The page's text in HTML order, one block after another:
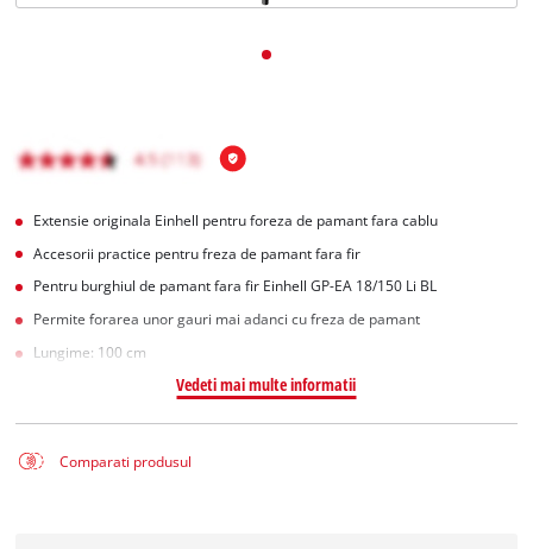
Extensie originala Einhell pentru foreza de pamant fara cablu
Accesorii practice pentru freza de pamant fara fir
Pentru burghiul de pamant fara fir Einhell GP-EA 18/150 Li BL
Permite forarea unor gauri mai adanci cu freza de pamant
Lungime: 100 cm
Vedeti mai multe informatii
Comparati produsul